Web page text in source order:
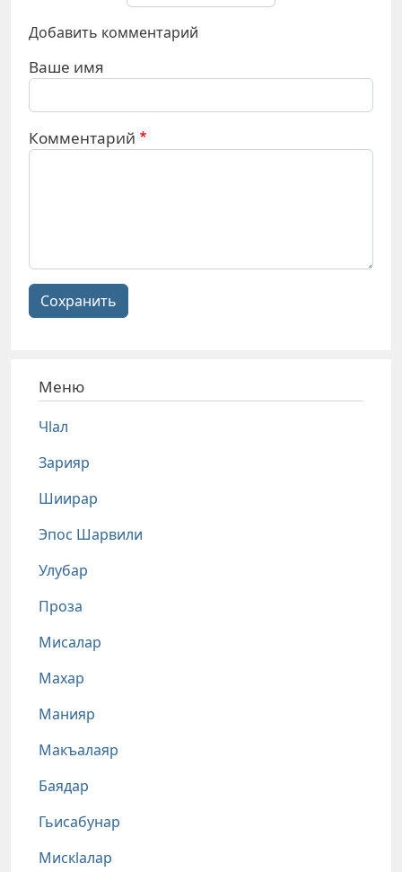
Добавить комментарий
Ваше имя
Комментарий
Сохранить
Меню
Чlал
Зарияр
Шиирар
Эпос Шарвили
Улубар
Проза
Мисалар
Махар
Манияр
Макъалаяр
Баядар
Гьисабунар
Мискlалар